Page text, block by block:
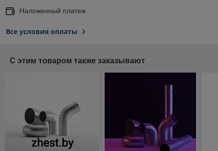
Наложенный платеж
Все условия оплаты
С этим товаром также заказывают